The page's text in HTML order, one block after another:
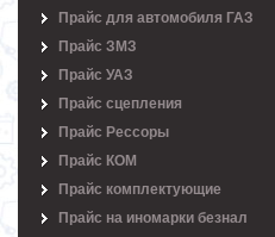
Прайс для автомобиля ГАЗ
Прайс ЗМЗ
Прайс УАЗ
Прайс сцепления
Прайс Рессоры
Прайс КОМ
Прайс комплектующие
Прайс на иномарки безнал